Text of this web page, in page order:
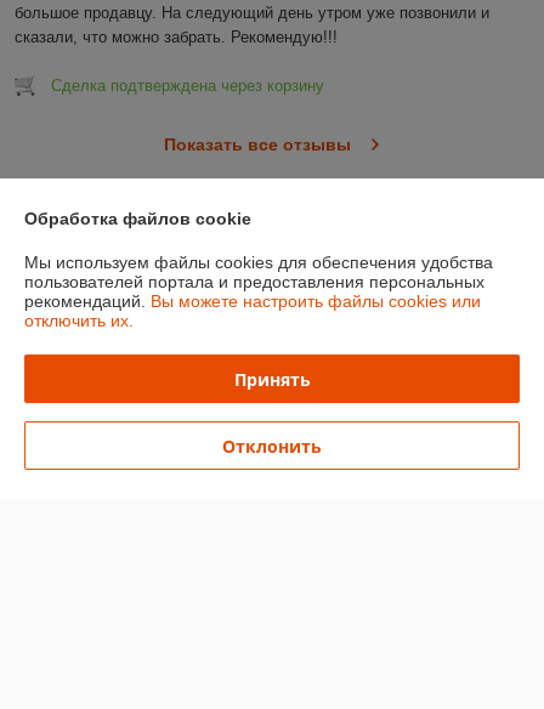
большое продавцу. На следующий день утром уже позвонили и
сказали, что можно забрать. Рекомендую!!!
Сделка подтверждена через корзину
Показать все отзывы
О нас
Контакты
График работы
Обработка файлов cookie
Мы используем файлы cookies для обеспечения удобства
пользователей портала и предоставления персональных
рекомендаций. Вы можете настроить файлы cookies или
отключить их.
Принять
Отклонить